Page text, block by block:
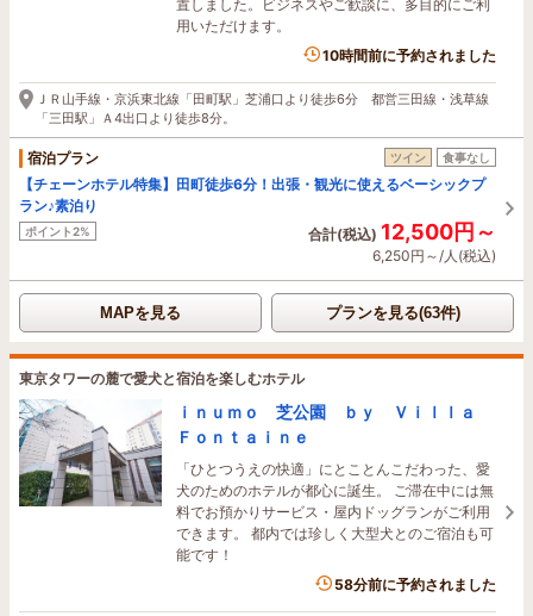
置しました。ビジネスやご歓談に、多目的にご利
用いただけます。
10時間前に予約されました
ＪＲ山手線・京浜東北線「田町駅」芝浦口より徒歩6分 都営三田線・浅草線
「三田駅」Ａ4出口より徒歩8分。
宿泊プラン ツイン 食事なし
【チェーンホテル特集】田町徒歩6分！出張・観光に使えるベーシックプ
ラン♪素泊り
ポイント2% 合計(税込) 12,500円～
6,250円～/人(税込)
MAPを見る プランを見る(63件)
東京タワーの麓で愛犬と宿泊を楽しむホテル
ｉｎｕｍｏ 芝公園 ｂｙ Ｖｉｌｌａ
Ｆｏｎｔａｉｎｅ
「ひとつうえの快適」にとことんこだわった、愛
犬のためのホテルが都心に誕生。 ご滞在中には無
料でお預かりサービス・屋内ドッグランがご利用
できます。 都内では珍しく大型犬とのご宿泊も可
能です！
58分前に予約されました